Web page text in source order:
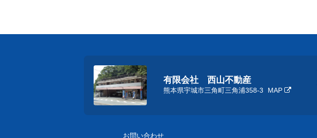
有限会社 西山不動産
熊本県宇城市三角町三角浦358-3 MAP
お問い合わせ